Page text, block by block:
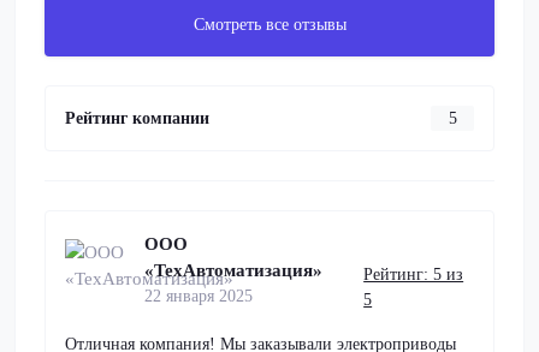
Смотреть все отзывы
Рейтинг компании 5
ООО
«ТехАвтоматизация»
22 января 2025
Рейтинг: 5 из
5
Отличная компания! Мы заказывали электроприводы